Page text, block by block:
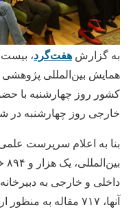
به گزارش هفت‌گرد، بیست
همایش بین‌المللی
خارجی روز چهارشنبه در
بنا به اعلام سرپرست
داخلی و خارجی به
آنها، ۷۱۷ مقاله به